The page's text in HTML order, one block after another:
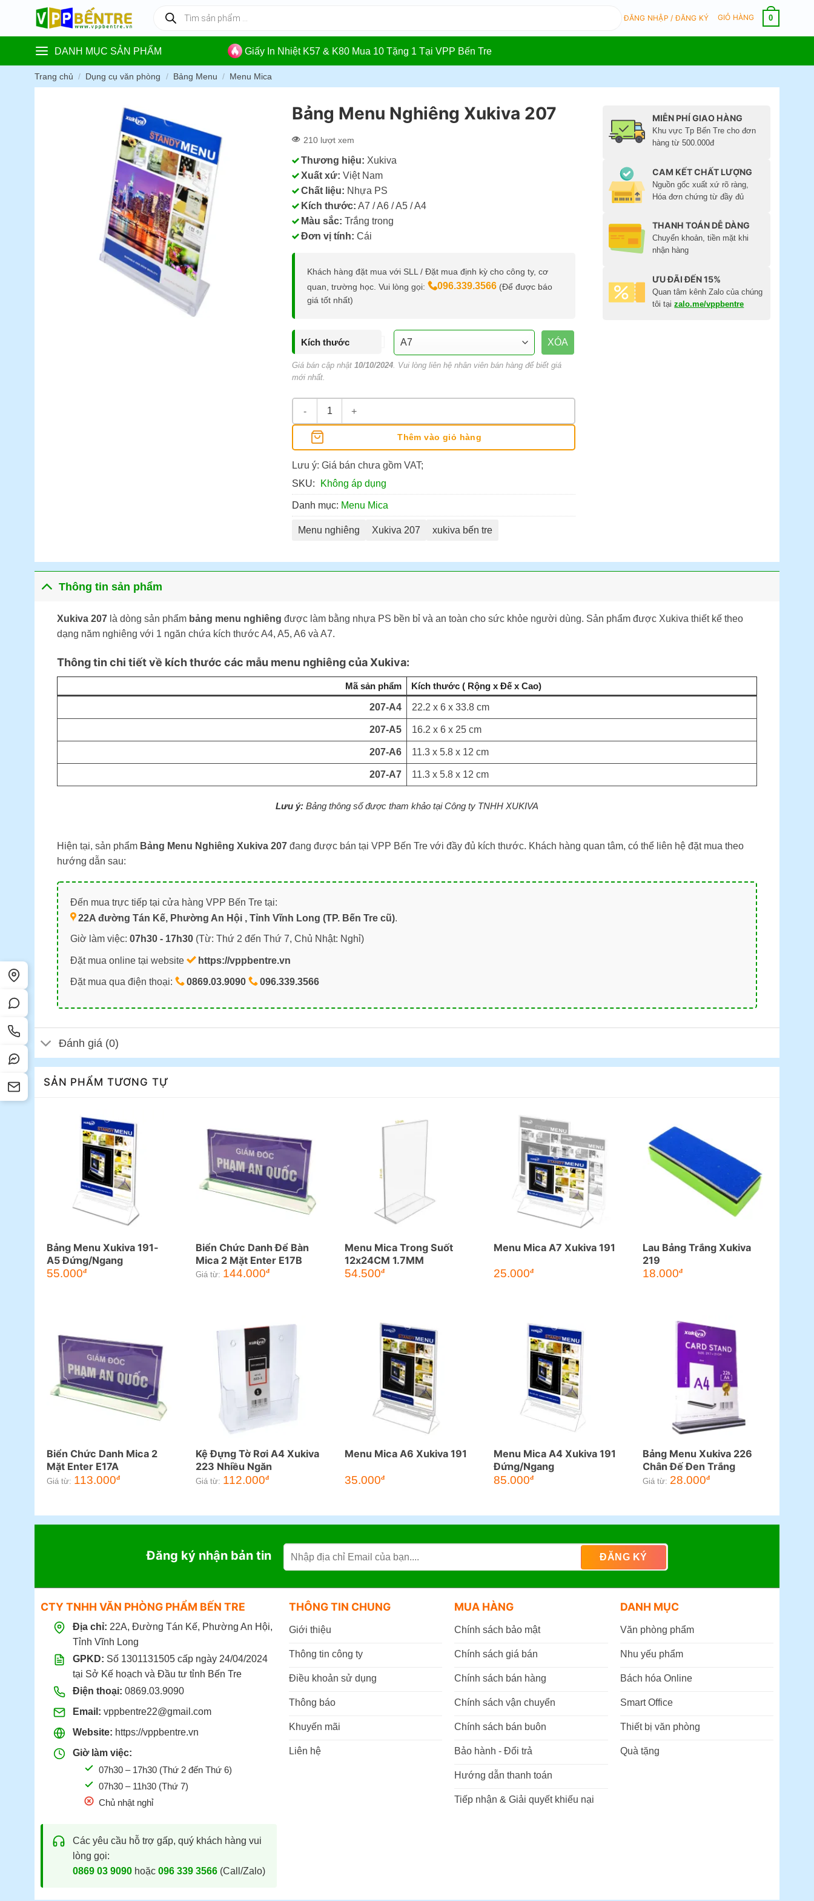
content
kiếm
phẩm
ĐĂNG NHẬP / ĐĂNG KÝ GIỎ HÀNG 0
DANH MỤC SẢN PHẨM Giấy In Nhiệt K57 & K80 Mua 10 Tặng 1 Tại VPP Bến Tre
Trang chủ / Dụng cụ văn phòng / Bảng Menu / Menu Mica
Bảng Menu Nghiêng Xukiva 207
210 lượt xem
Thương hiệu: Xukiva
Xuất xứ: Việt Nam
Chất liệu: Nhựa PS
Kích thước: A7 / A6 / A5 / A4
Màu sắc: Trắng trong
Đơn vị tính: Cái
Khách hàng đặt mua với SLL / Đặt mua định kỳ cho công ty, cơ
quan, trường học. Vui lòng gọi:
096.339.3566 (Để được báo
giá tốt nhất)
Kích thước XÓA
Giá bán cập nhật 10/10/2024. Vui lòng liên hệ nhân viên bán hàng để biết giá
mới nhất.
Bảng Menu Nghiêng Xukiva 207 số lượng
Thêm vào giỏ hàng
Lưu ý: Giá bán chưa gồm VAT;
SKU:
Không áp dụng
Danh mục: Menu Mica
Menu nghiêng Xukiva 207 xukiva bến tre
MIỄN PHÍ GIAO HÀNG
Khu vực Tp Bến Tre cho đơn
hàng từ 500.000đ
CAM KẾT CHẤT LƯỢNG
Nguồn gốc xuất xứ rõ ràng,
Hóa đơn chứng từ đầy đủ
THANH TOÁN DỄ DÀNG
Chuyển khoản, tiền mặt khi
nhận hàng
ƯU ĐÃI ĐẾN 15%
Quan tâm kênh Zalo của chúng
tôi tạizalo.me/vppbentre
Thông tin sản phẩm
Xukiva 207là dòng sản phẩm bảng menu nghiêng được làm bằng nhựa PS bền bỉ và an toàn cho sức khỏe người dùng. Sản phẩm được Xukiva thiết kế theo
dạng năm nghiêng với 1 ngăn chứa kích thước A4, A5, A6 và A7.
Thông tin chi tiết về kích thước các mẫu menu nghiêng của Xukiva:
Mã sản phẩm Kích thước ( Rộng x Đế x Cao)
207-A4 22.2 x 6 x 33.8 cm
207-A5 16.2 x 6 x 25 cm
207-A6 11.3 x 5.8 x 12 cm
207-A7 11.3 x 5.8 x 12 cm
Lưu ý: Bảng thông số được tham khảo tại Công ty TNHH XUKIVA
Hiện tại, sản phẩm Bảng Menu Nghiêng Xukiva 207đang được bán tại VPP Bến Tre với đầy đủ kích thước. Khách hàng quan tâm, có thể liên hệ đặt mua theo
hướng dẫn sau:
Đến mua trực tiếp tại cửa hàng VPP Bến Tre tại:
22A đường Tán Kế, Phường An Hội , Tỉnh Vĩnh Long (TP. Bến Tre cũ).
Giờ làm việc: 07h30 - 17h30(Từ: Thứ 2 đến Thứ 7, Chủ Nhật: Nghỉ)
Đặt mua online tại website https://vppbentre.vn
Đặt mua qua điện thoại: 0869.03.9090 096.339.3566
Đánh giá (0)
SẢN PHẨM TƯƠNG TỰ
Bảng Menu Xukiva 191-
A5 Đứng/Ngang
55.000đ
Biển Chức Danh Để Bàn
Mica 2 Mặt Enter E17B
Giá từ: 144.000đ
Menu Mica Trong Suốt
12x24CM 1.7MM
54.500đ
Menu Mica A7 Xukiva 191
25.000đ
Lau Bảng Trắng Xukiva
219
18.000đ
Biển Chức Danh Mica 2
Mặt Enter E17A
Giá từ: 113.000đ
Kệ Đựng Tờ Rơi A4 Xukiva
223 Nhiều Ngăn
Giá từ: 112.000đ
Menu Mica A6 Xukiva 191
35.000đ
Menu Mica A4 Xukiva 191
Đứng/Ngang
85.000đ
Bảng Menu Xukiva 226
Chân Đế Đen Trắng
Giá từ: 28.000đ
Đăng ký nhận bản tin
CTY TNHH VĂN PHÒNG PHẨM BẾN TRE
Địa chỉ: 22A, Đường Tán Kế, Phường An Hội,
Tỉnh Vĩnh Long
GPKD: Số 1301131505 cấp ngày 24/04/2024
tại Sở Kế hoạch và Đầu tư tỉnh Bến Tre
Điện thoại: 0869.03.9090
Email: vppbentre22@gmail.com
Website: https://vppbentre.vn
Giờ làm việc:
07h30 – 17h30 (Thứ 2 đến Thứ 6)
07h30 – 11h30 (Thứ 7)
Chủ nhật nghỉ
Các yêu cầu hỗ trợ gấp, quý khách hàng vui
lòng gọi:
0869 03 9090hoặc 096 339 3566(Call/Zalo)
THÔNG TIN CHUNG
Giới thiệu
Thông tin công ty
Điều khoản sử dụng
Thông báo
Khuyến mãi
Liên hệ
MUA HÀNG
Chính sách bảo mật
Chính sách giá bán
Chính sách bán hàng
Chính sách vận chuyển
Chính sách bán buôn
Bảo hành - Đổi trả
Hướng dẫn thanh toán
Tiếp nhận & Giải quyết khiếu nại
DANH MỤC
Văn phòng phẩm
Nhu yếu phẩm
Bách hóa Online
Smart Office
Thiết bị văn phòng
Quà tặng